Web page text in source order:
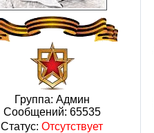
Группа: Админ
Сообщений: 65535
Статус: Отсутствует